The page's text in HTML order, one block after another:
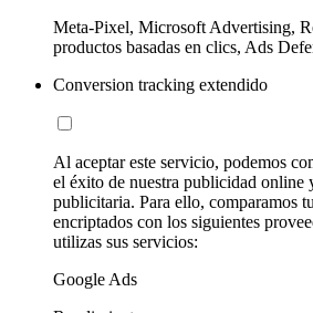
Meta-Pixel, Microsoft Advertising,
productos basadas en clics, Ads
Conversion tracking extendido
Al aceptar este servicio, podemos
el éxito de nuestra publicidad online
publicitaria. Para ello, comparamos
encriptados con los siguientes
utilizas sus servicios:
Google Ads